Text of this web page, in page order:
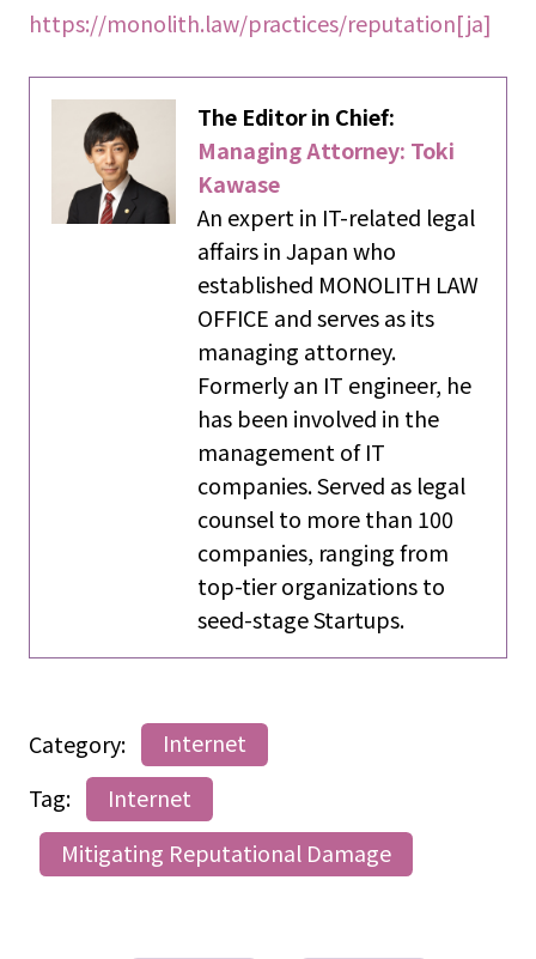
https://monolith.law/practices/reputation[ja]
The Editor in Chief:
Managing Attorney: Toki
Kawase
An expert in IT-related legal
affairs in Japan who
established MONOLITH LAW
OFFICE and serves as its
managing attorney.
Formerly an IT engineer, he
has been involved in the
management of IT
companies. Served as legal
counsel to more than 100
companies, ranging from
top-tier organizations to
seed-stage Startups.
Category:
Internet
Tag:
Internet
Mitigating Reputational Damage